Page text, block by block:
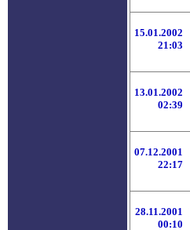
15.01.2002
21:03
13.01.2002
02:39
07.12.2001
22:17
28.11.2001
00:10